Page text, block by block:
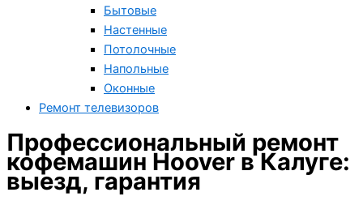
Бытовые
Настенные
Потолочные
Напольные
Оконные
Ремонт телевизоров
Профессиональный ремонт
кофемашин Hoover в Калуге:
выезд, гарантия